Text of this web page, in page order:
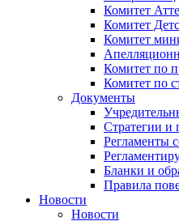
Комитет
Комитет
Комитет
Комитет по
Комитет по
Документы
Стратегии и
Регламенты
Бланки и
Правила
Новости
Новости